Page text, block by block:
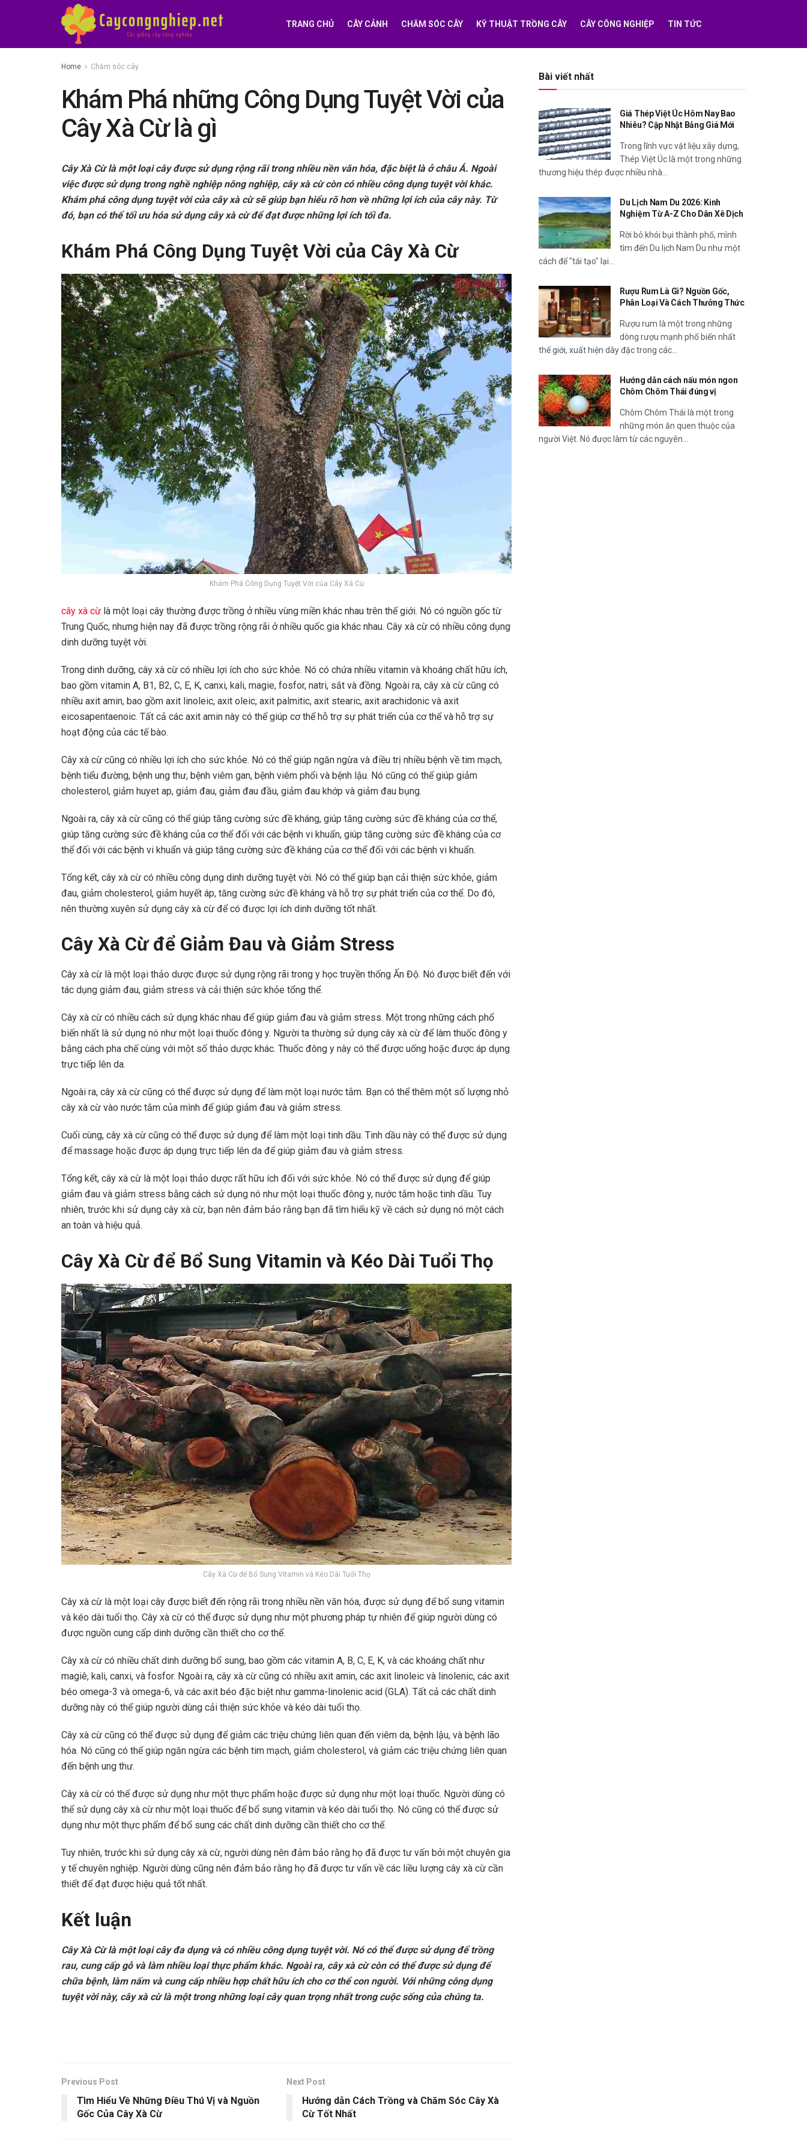
TRANG CHỦ CÂY CẢNH CHĂM SÓC CÂY KỸ THUẬT TRỒNG CÂY CÂY CÔNG NGHIỆP TIN TỨC
Home Chăm sóc cây
Khám Phá những Công Dụng Tuyệt Vời của
Cây Xà Cừ là gì
Cây Xà Cừ là một loại cây được sử dụng rộng rãi trong nhiều nền văn hóa, đặc biệt là ở châu Á. Ngoài
việc được sử dụng trong nghề nghiệp nông nghiệp, cây xà cừ còn có nhiều công dụng tuyệt vời khác.
Khám phá công dụng tuyệt vời của cây xà cừ sẽ giúp bạn hiểu rõ hơn về những lợi ích của cây này. Từ
đó, bạn có thể tối ưu hóa sử dụng cây xà cừ để đạt được những lợi ích tối đa.
Khám Phá Công Dụng Tuyệt Vời của Cây Xà Cừ
Khám Phá Công Dụng Tuyệt Vời của Cây Xà Cừ
cây xà cừ là một loại cây thường được trồng ở nhiều vùng miền khác nhau trên thế giới. Nó có nguồn gốc từ
Trung Quốc, nhưng hiện nay đã được trồng rộng rãi ở nhiều quốc gia khác nhau. Cây xà cừ có nhiều công dụng
dinh dưỡng tuyệt vời.
Trong dinh dưỡng, cây xà cừ có nhiều lợi ích cho sức khỏe. Nó có chứa nhiều vitamin và khoáng chất hữu ích,
bao gồm vitamin A, B1, B2, C, E, K, canxi, kali, magie, fosfor, natri, sắt và đồng. Ngoài ra, cây xà cừ cũng có
nhiều axit amin, bao gồm axit linoleic, axit oleic, axit palmitic, axit stearic, axit arachidonic và axit
eicosapentaenoic. Tất cả các axit amin này có thể giúp cơ thể hỗ trợ sự phát triển của cơ thể và hỗ trợ sự
hoạt động của các tế bào.
Cây xà cừ cũng có nhiều lợi ích cho sức khỏe. Nó có thể giúp ngăn ngừa và điều trị nhiều bệnh về tim mạch,
bệnh tiểu đường, bệnh ung thư, bệnh viêm gan, bệnh viêm phổi và bệnh lậu. Nó cũng có thể giúp giảm
cholesterol, giảm huyet ap, giảm đau, giảm đau đầu, giảm đau khớp và giảm đau bụng.
Ngoài ra, cây xà cừ cũng có thể giúp tăng cường sức đề kháng, giúp tăng cường sức đề kháng của cơ thể,
giúp tăng cường sức đề kháng của cơ thể đối với các bệnh vi khuẩn, giúp tăng cường sức đề kháng của cơ
thể đối với các bệnh vi khuẩn và giúp tăng cường sức đề kháng của cơ thể đối với các bệnh vi khuẩn.
Tổng kết, cây xà cừ có nhiều công dụng dinh dưỡng tuyệt vời. Nó có thể giúp bạn cải thiện sức khỏe, giảm
đau, giảm cholesterol, giảm huyết áp, tăng cường sức đề kháng và hỗ trợ sự phát triển của cơ thể. Do đó,
nên thường xuyên sử dụng cây xà cừ để có được lợi ích dinh dưỡng tốt nhất.
Cây Xà Cừ để Giảm Đau và Giảm Stress
Cây xà cừ là một loại thảo dược được sử dụng rộng rãi trong y học truyền thống Ấn Độ. Nó được biết đến với
tác dụng giảm đau, giảm stress và cải thiện sức khỏe tổng thể.
Cây xà cừ có nhiều cách sử dụng khác nhau để giúp giảm đau và giảm stress. Một trong những cách phổ
biến nhất là sử dụng nó như một loại thuốc đông y. Người ta thường sử dụng cây xà cừ để làm thuốc đông y
bằng cách pha chế cùng với một số thảo dược khác. Thuốc đông y này có thể được uống hoặc được áp dụng
trực tiếp lên da.
Ngoài ra, cây xà cừ cũng có thể được sử dụng để làm một loại nước tắm. Bạn có thể thêm một số lượng nhỏ
cây xà cừ vào nước tắm của mình để giúp giảm đau và giảm stress.
Cuối cùng, cây xà cừ cũng có thể được sử dụng để làm một loại tinh dầu. Tinh dầu này có thể được sử dụng
để massage hoặc được áp dụng trực tiếp lên da để giúp giảm đau và giảm stress.
Tổng kết, cây xà cừ là một loại thảo dược rất hữu ích đối với sức khỏe. Nó có thể được sử dụng để giúp
giảm đau và giảm stress bằng cách sử dụng nó như một loại thuốc đông y, nước tắm hoặc tinh dầu. Tuy
nhiên, trước khi sử dụng cây xà cừ, bạn nên đảm bảo rằng bạn đã tìm hiểu kỹ về cách sử dụng nó một cách
an toàn và hiệu quả.
Cây Xà Cừ để Bổ Sung Vitamin và Kéo Dài Tuổi Thọ
Cây Xà Cừ để Bổ Sung Vitamin và Kéo Dài Tuổi Thọ
Cây xà cừ là một loại cây được biết đến rộng rãi trong nhiều nền văn hóa, được sử dụng để bổ sung vitamin
và kéo dài tuổi thọ. Cây xà cừ có thể được sử dụng như một phương pháp tự nhiên để giúp người dùng có
được nguồn cung cấp dinh dưỡng cần thiết cho cơ thể.
Cây xà cừ có nhiều chất dinh dưỡng bổ sung, bao gồm các vitamin A, B, C, E, K, và các khoáng chất như
magiê, kali, canxi, và fosfor. Ngoài ra, cây xà cừ cũng có nhiều axit amin, các axit linoleic và linolenic, các axit
béo omega-3 và omega-6, và các axit béo đặc biệt như gamma-linolenic acid (GLA). Tất cả các chất dinh
dưỡng này có thể giúp người dùng cải thiện sức khỏe và kéo dài tuổi thọ.
Cây xà cừ cũng có thể được sử dụng để giảm các triệu chứng liên quan đến viêm da, bệnh lậu, và bệnh lão
hóa. Nó cũng có thể giúp ngăn ngừa các bệnh tim mạch, giảm cholesterol, và giảm các triệu chứng liên quan
đến bệnh ung thư.
Cây xà cừ có thể được sử dụng như một thực phẩm hoặc được sử dụng như một loại thuốc. Người dùng có
thể sử dụng cây xà cừ như một loại thuốc để bổ sung vitamin và kéo dài tuổi thọ. Nó cũng có thể được sử
dụng như một thực phẩm để bổ sung các chất dinh dưỡng cần thiết cho cơ thể.
Tuy nhiên, trước khi sử dụng cây xà cừ, người dùng nên đảm bảo rằng họ đã được tư vấn bởi một chuyên gia
y tế chuyên nghiệp. Người dùng cũng nên đảm bảo rằng họ đã được tư vấn về các liều lượng cây xà cừ cần
thiết để đạt được hiệu quả tốt nhất.
Kết luận
Cây Xà Cừ là một loại cây đa dụng và có nhiều công dụng tuyệt vời. Nó có thể được sử dụng để trồng
rau, cung cấp gỗ và làm nhiều loại thực phẩm khác. Ngoài ra, cây xà cừ còn có thể được sử dụng để
chữa bệnh, làm nấm và cung cấp nhiều hợp chất hữu ích cho cơ thể con người. Với những công dụng
tuyệt vời này, cây xà cừ là một trong những loại cây quan trọng nhất trong cuộc sống của chúng ta.
Previous Post
Tìm Hiểu Về Những Điều Thú Vị và Nguồn
Gốc Của Cây Xà Cừ
Next Post
Hướng dẫn Cách Trồng và Chăm Sóc Cây Xà
Cừ Tốt Nhất
Bài viết nhất
Giá Thép Việt Úc Hôm Nay Bao
Nhiêu? Cập Nhật Bảng Giá Mới
Trong lĩnh vực vật liệu xây dựng,
Thép Việt Úc là một trong những
thương hiệu thép được nhiều nhà...
Du Lịch Nam Du 2026: Kinh
Nghiệm Từ A-Z Cho Dân Xê Dịch
Rời bỏ khói bụi thành phố, mình
tìm đến Du lịch Nam Du như một
cách để "tái tạo" lại...
Rượu Rum Là Gì? Nguồn Gốc,
Phân Loại Và Cách Thưởng Thức
Rượu rum là một trong những
dòng rượu mạnh phổ biến nhất
thế giới, xuất hiện dày đặc trong các...
Hướng dẫn cách nấu món ngon
Chôm Chôm Thái đúng vị
Chôm Chôm Thái là một trong
những món ăn quen thuộc của
người Việt. Nó được làm từ các nguyên...